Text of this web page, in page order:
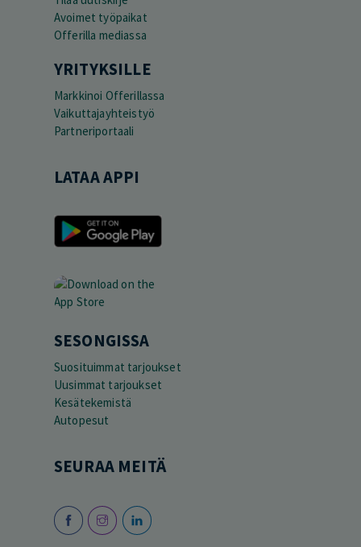
Avoimet työpaikat
Offerilla mediassa
YRITYKSILLE
Markkinoi Offerillassa
Vaikuttajayhteistyö
Partneriportaali
LATAA APPI
SESONGISSA
Suosituimmat tarjoukset
Uusimmat tarjoukset
Kesätekemistä
Autopesut
SEURAA MEITÄ